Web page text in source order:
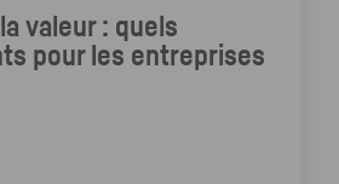
valeur : quels
pour les entreprises